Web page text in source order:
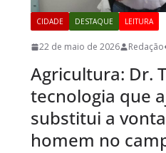
CIDADE DESTAQUE LEITURA
22 de maio de 2026 Redação
Agricultura: Dr.
tecnologia que
substitui a
homem no